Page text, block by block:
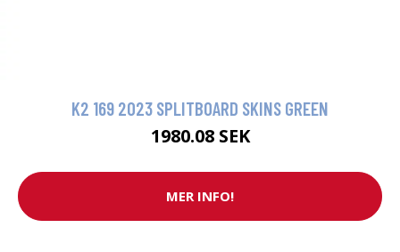
K2 169 2023 SPLITBOARD SKINS GREEN
1980.08 SEK
MER INFO!